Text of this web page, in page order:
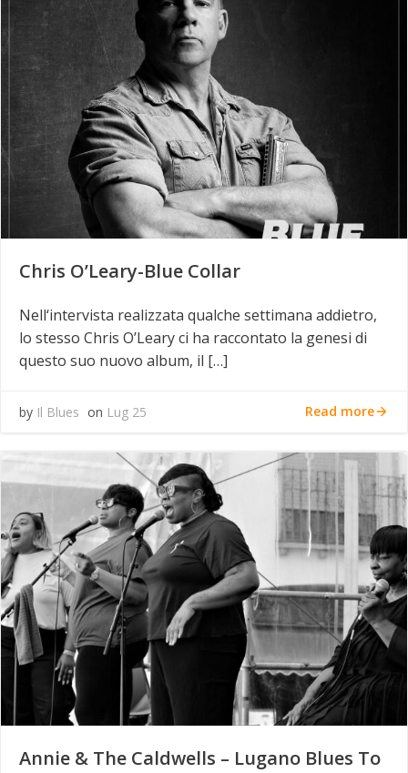
Chris O’Leary-Blue Collar
Nell‘intervista realizzata qualche settimana addietro,
lo stesso Chris O’Leary ci ha raccontato la genesi di
questo suo nuovo album, il […]
by Il Blues on Lug 25 Read more
Annie & The Caldwells – Lugano Blues To